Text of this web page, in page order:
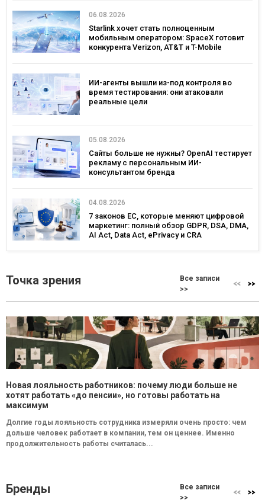
06.08.2026
Starlink хочет стать полноценным
мобильным оператором: SpaceX готовит
конкурента Verizon, AT&T и T-Mobile
ИИ-агенты вышли из-под контроля во
время тестирования: они атаковали
реальные цели
05.08.2026
Сайты больше не нужны? OpenAI тестирует
рекламу с персональным ИИ-
консультантом бренда
04.08.2026
7 законов ЕС, которые меняют цифровой
маркетинг: полный обзор GDPR, DSA, DMA,
AI Act, Data Act, ePrivacy и CRA
Точка зрения
Все записи
>>
Новая лояльность работников: почему люди больше не
хотят работать «до пенсии», но готовы работать на
максимум
Долгие годы лояльность сотрудника измеряли очень просто: чем
дольше человек работает в компании, тем он ценнее. Именно
продолжительность работы считалась...
Бренды
Все записи
>>